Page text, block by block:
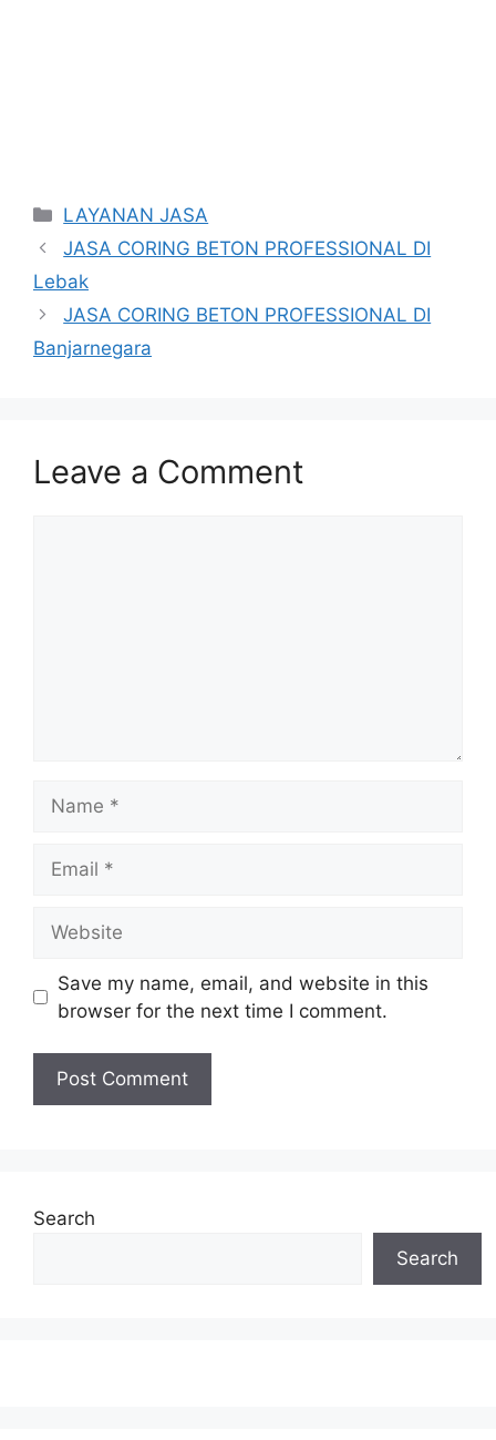
Categories
LAYANAN JASA
JASA CORING BETON PROFESSIONAL DI
Lebak
JASA CORING BETON PROFESSIONAL DI
Banjarnegara
Leave a Comment
Save my name, email, and website in this
browser for the next time I comment.
Search
Search